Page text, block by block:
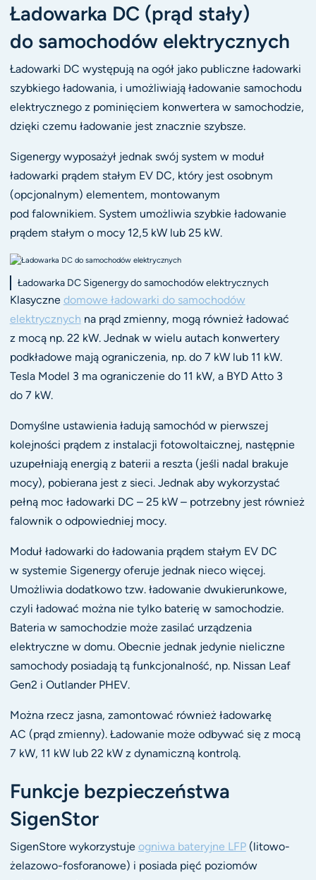
Ładowarka DC (prąd stały)
do samochodów elektrycznych
Ładowarki DC występują na ogół jako publiczne ładowarki
szybkiego ładowania, i umożliwiają ładowanie samochodu
elektrycznego z pominięciem konwertera w samochodzie,
dzięki czemu ładowanie jest znacznie szybsze.
Sigenergy wyposażył jednak swój system w moduł
ładowarki prądem stałym EV DC, który jest osobnym
(opcjonalnym) elementem, montowanym
pod falownikiem. System umożliwia szybkie ładowanie
prądem stałym o mocy 12,5 kW lub 25 kW.
Ładowarka DC Sigenergy do samochodów elektrycznych
Klasyczne domowe ładowarki do samochodów
elektrycznych na prąd zmienny, mogą również ładować
z mocą np. 22 kW. Jednak w wielu autach konwertery
podkładowe mają ograniczenia, np. do 7 kW lub 11 kW.
Tesla Model 3 ma ograniczenie do 11 kW, a BYD Atto 3
do 7 kW.
Domyślne ustawienia ładują samochód w pierwszej
kolejności prądem z instalacji fotowoltaicznej, następnie
uzupełniają energią z baterii a reszta (jeśli nadal brakuje
mocy), pobierana jest z sieci. Jednak aby wykorzystać
pełną moc ładowarki DC – 25 kW – potrzebny jest również
falownik o odpowiedniej mocy.
Moduł ładowarki do ładowania prądem stałym EV DC
w systemie Sigenergy oferuje jednak nieco więcej.
Umożliwia dodatkowo tzw. ładowanie dwukierunkowe,
czyli ładować można nie tylko baterię w samochodzie.
Bateria w samochodzie może zasilać urządzenia
elektryczne w domu. Obecnie jednak jedynie nieliczne
samochody posiadają tą funkcjonalność, np. Nissan Leaf
Gen2 i Outlander PHEV.
Można rzecz jasna, zamontować również ładowarkę
AC (prąd zmienny). Ładowanie może odbywać się z mocą
7 kW, 11 kW lub 22 kW z dynamiczną kontrolą.
Funkcje bezpieczeństwa
SigenStor
SigenStore wykorzystuje ogniwa bateryjne LFP(litowo-
żelazowo-fosforanowe) i posiada pięć poziomów